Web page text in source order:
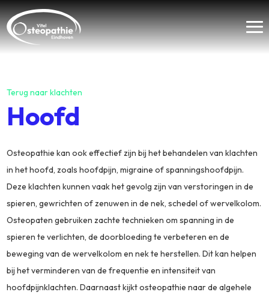
Terug naar klachten
Hoofd
Osteopathie kan ook effectief zijn bij het behandelen van klachten
in het hoofd, zoals hoofdpijn, migraine of spanningshoofdpijn.
Deze klachten kunnen vaak het gevolg zijn van verstoringen in de
spieren, gewrichten of zenuwen in de nek, schedel of wervelkolom.
Osteopaten gebruiken zachte technieken om spanning in de
spieren te verlichten, de doorbloeding te verbeteren en de
beweging van de wervelkolom en nek te herstellen. Dit kan helpen
bij het verminderen van de frequentie en intensiteit van
hoofdpijnklachten. Daarnaast kijkt osteopathie naar de algehele